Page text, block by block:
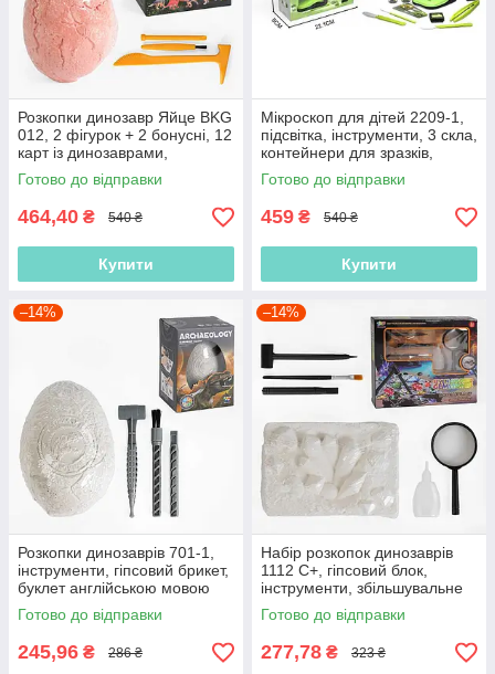
Розкопки динозавр Яйце BKG
012, 2 фігурок + 2 бонусні, 12
карт із динозаврами,
молоток, щітка, долото
Готово до відправки
464,40 ₴ 540 ₴
Купити
Мікроскоп для дітей 2209-1,
підсвітка, інструменти, 3 скла,
контейнери для зразків,
викрутка
Готово до відправки
459 ₴ 540 ₴
Купити
–14%
Розкопки динозаврів 701-1,
інструменти, гіпсовий брикет,
буклет англійською мовою
Готово до відправки
245,96 ₴ 286 ₴
–14%
Набір розкопок динозаврів
1112 C+, гіпсовий блок,
інструменти, збільшувальне
скло, пляшечка для води
Готово до відправки
277,78 ₴ 323 ₴